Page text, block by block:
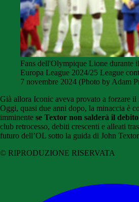
Fans dell'Olympique Lione durante
Europa League 2024/25 League
7 novembre 2024 (Photo by Adam
Già allora Iconic aveva provato a forzare il
Oggi, quasi due anni dopo, la minaccia è
imminente se Textor non salderà il
club retrocesso, debiti crescenti e alleati
futuro dell’OL sotto la guida di John
© RIPRODUZIONE RISERVATA